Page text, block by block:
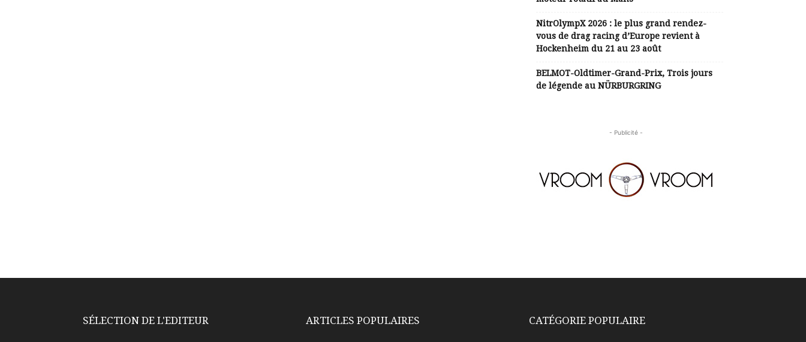
NitrOlympX 2026 : le plus grand rendez-
vous de drag racing d’Europe revient à
Hockenheim du 21 au 23 août
BELMOT-Oldtimer-Grand-Prix, Trois jours
de légende au NÜRBURGRING
- Publicité -
SÉLECTION DE L'EDITEUR ARTICLES POPULAIRES CATÉGORIE POPULAIRE